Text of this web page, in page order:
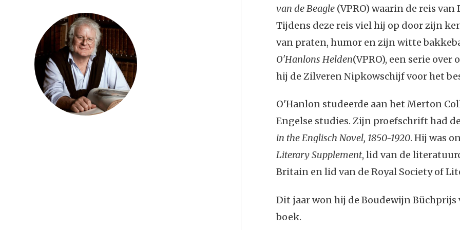
van de Beagle(VPRO) waarin de reis
Tijdens deze reis viel hij op door zijn
van praten, humor en zijn witte
O'Hanlons Helden(VPRO), een serie
hij de Zilveren Nipkowschijf voor het
O'Hanlon studeerde aan het Merton
Engelse studies. Zijn proefschrift had
in the Englisch Novel, 1850-1920. Hij was
Literary Supplement, lid van de
Britain en lid van de Royal Society of
Dit jaar won hij de Boudewijn
boek.